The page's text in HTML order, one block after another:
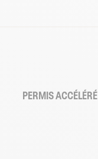
PERMIS ACCÉLÉRÉ